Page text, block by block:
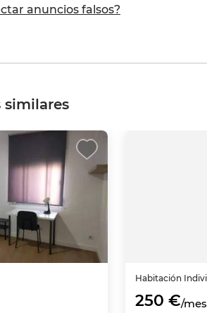
anuncios falsos?
similares
Habitación
250 €/mes